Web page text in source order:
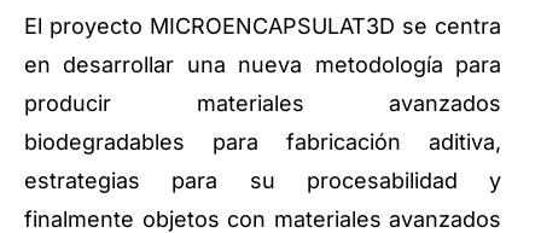
El proyecto MICROENCAPSULAT3D se centra
en desarrollar una nueva metodología para
producir materiales avanzados
biodegradables para fabricación aditiva,
estrategias para su procesabilidad y
finalmente objetos con materiales avanzados